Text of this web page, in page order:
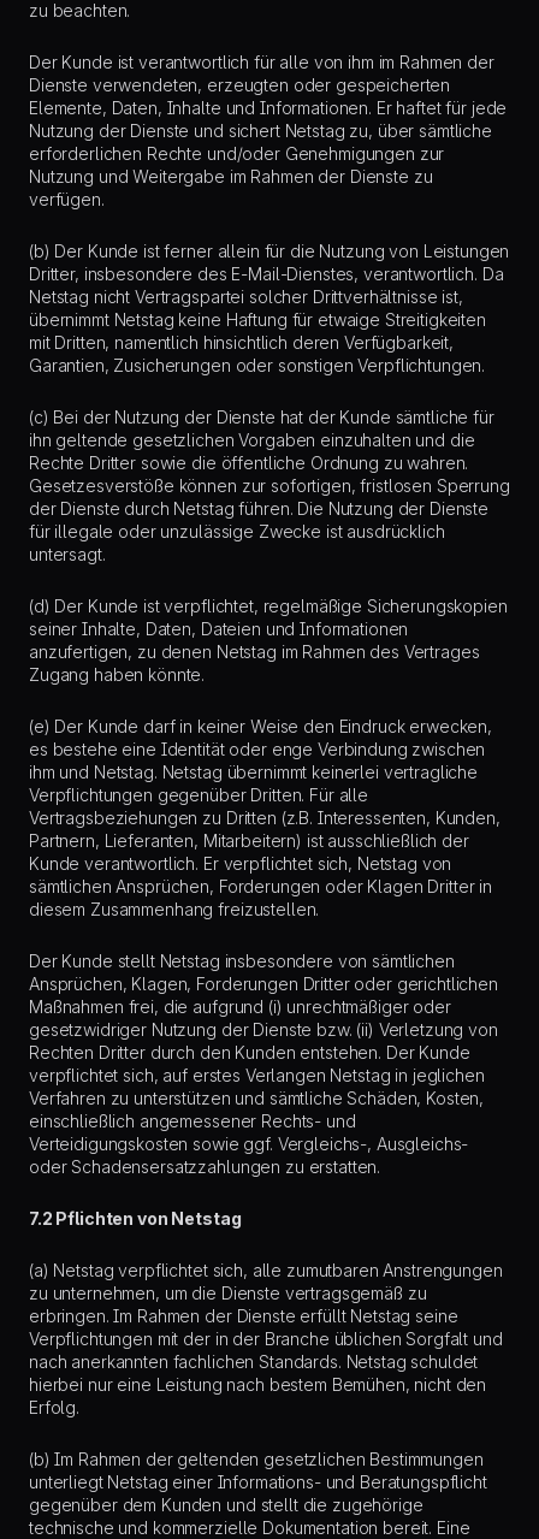
zu beachten.
Der Kunde ist verantwortlich für alle von ihm im Rahmen der
Dienste verwendeten, erzeugten oder gespeicherten
Elemente, Daten, Inhalte und Informationen. Er haftet für jede
Nutzung der Dienste und sichert Netstag zu, über sämtliche
erforderlichen Rechte und/oder Genehmigungen zur
Nutzung und Weitergabe im Rahmen der Dienste zu
verfügen.
(b) Der Kunde ist ferner allein für die Nutzung von Leistungen
Dritter, insbesondere des E-Mail-Dienstes, verantwortlich. Da
Netstag nicht Vertragspartei solcher Drittverhältnisse ist,
übernimmt Netstag keine Haftung für etwaige Streitigkeiten
mit Dritten, namentlich hinsichtlich deren Verfügbarkeit,
Garantien, Zusicherungen oder sonstigen Verpflichtungen.
(c) Bei der Nutzung der Dienste hat der Kunde sämtliche für
ihn geltende gesetzlichen Vorgaben einzuhalten und die
Rechte Dritter sowie die öffentliche Ordnung zu wahren.
Gesetzesverstöße können zur sofortigen, fristlosen Sperrung
der Dienste durch Netstag führen. Die Nutzung der Dienste
für illegale oder unzulässige Zwecke ist ausdrücklich
untersagt.
(d) Der Kunde ist verpflichtet, regelmäßige Sicherungskopien
seiner Inhalte, Daten, Dateien und Informationen
anzufertigen, zu denen Netstag im Rahmen des Vertrages
Zugang haben könnte.
(e) Der Kunde darf in keiner Weise den Eindruck erwecken,
es bestehe eine Identität oder enge Verbindung zwischen
ihm und Netstag. Netstag übernimmt keinerlei vertragliche
Verpflichtungen gegenüber Dritten. Für alle
Vertragsbeziehungen zu Dritten (z.B. Interessenten, Kunden,
Partnern, Lieferanten, Mitarbeitern) ist ausschließlich der
Kunde verantwortlich. Er verpflichtet sich, Netstag von
sämtlichen Ansprüchen, Forderungen oder Klagen Dritter in
diesem Zusammenhang freizustellen.
Der Kunde stellt Netstag insbesondere von sämtlichen
Ansprüchen, Klagen, Forderungen Dritter oder gerichtlichen
Maßnahmen frei, die aufgrund (i) unrechtmäßiger oder
gesetzwidriger Nutzung der Dienste bzw. (ii) Verletzung von
Rechten Dritter durch den Kunden entstehen. Der Kunde
verpflichtet sich, auf erstes Verlangen Netstag in jeglichen
Verfahren zu unterstützen und sämtliche Schäden, Kosten,
einschließlich angemessener Rechts- und
Verteidigungskosten sowie ggf. Vergleichs-, Ausgleichs-
oder Schadensersatzzahlungen zu erstatten.
7.2 Pflichten von Netstag
(a) Netstag verpflichtet sich, alle zumutbaren Anstrengungen
zu unternehmen, um die Dienste vertragsgemäß zu
erbringen. Im Rahmen der Dienste erfüllt Netstag seine
Verpflichtungen mit der in der Branche üblichen Sorgfalt und
nach anerkannten fachlichen Standards. Netstag schuldet
hierbei nur eine Leistung nach bestem Bemühen, nicht den
Erfolg.
(b) Im Rahmen der geltenden gesetzlichen Bestimmungen
unterliegt Netstag einer Informations- und Beratungspflicht
gegenüber dem Kunden und stellt die zugehörige
technische und kommerzielle Dokumentation bereit. Eine